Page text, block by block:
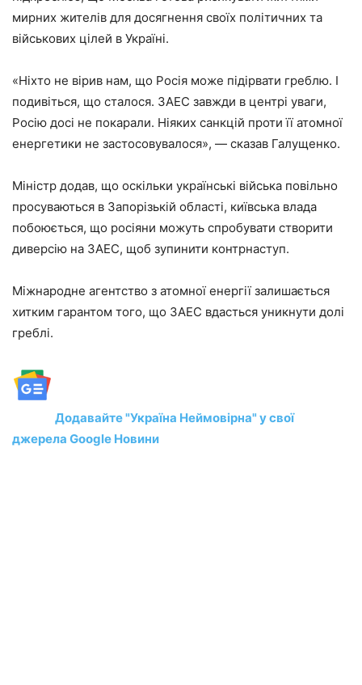
мирних жителів для досягнення своїх політичних та
військових цілей в Україні.
«Ніхто не вірив нам, що Росія може підірвати греблю. І
подивіться, що сталося. ЗАЕС завжди в центрі уваги,
Росію досі не покарали. Ніяких санкцій проти її атомної
енергетики не застосовувалося», — сказав Галущенко.
Міністр додав, що оскільки українські війська повільно
просуваються в Запорізькій області, київська влада
побоюється, що росіяни можуть спробувати створити
диверсію на ЗАЕС, щоб зупинити контрнаступ.
Міжнародне агентство з атомної енергії залишається
хитким гарантом того, що ЗАЕС вдасться уникнути долі
греблі.
Додавайте "Україна Неймовірна" у свої
джерела Google Новини